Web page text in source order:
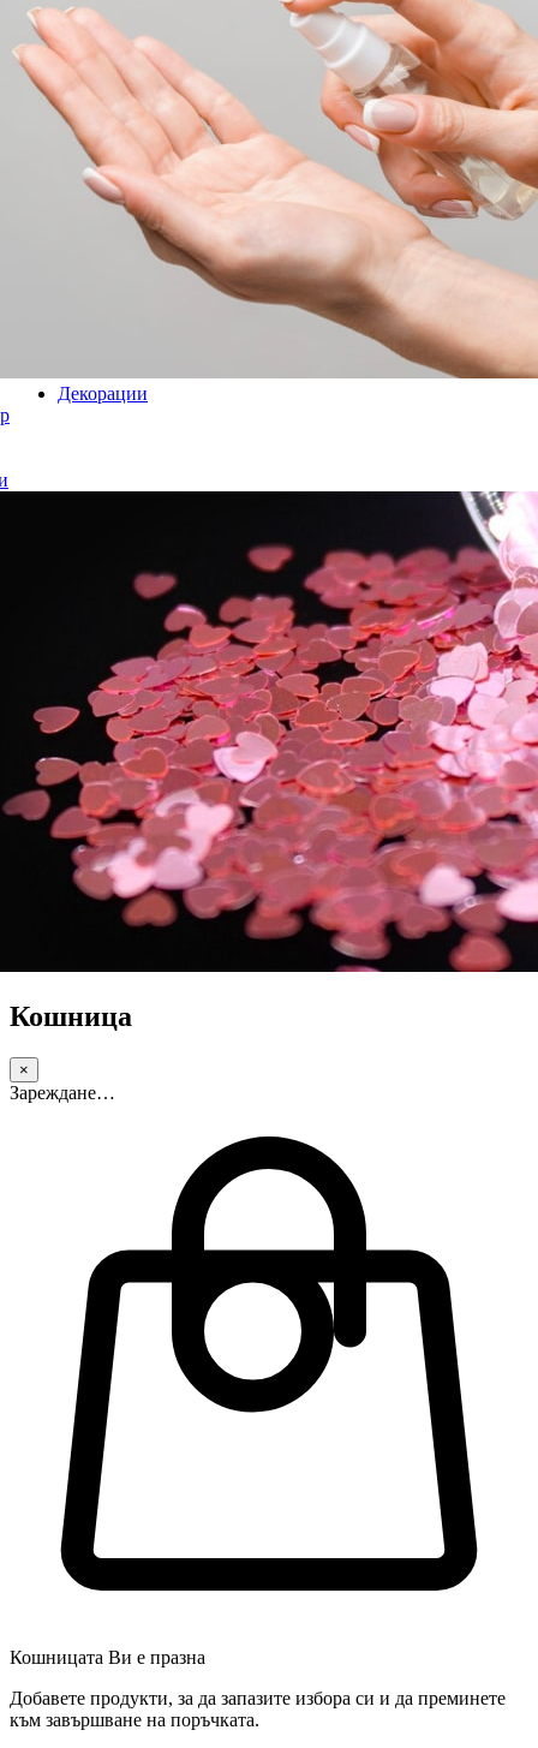
Декорации
Кошница
×
Зареждане…
Кошницата Ви е празна
Добавете продукти, за да запазите избора си и да преминете
към завършване на поръчката.